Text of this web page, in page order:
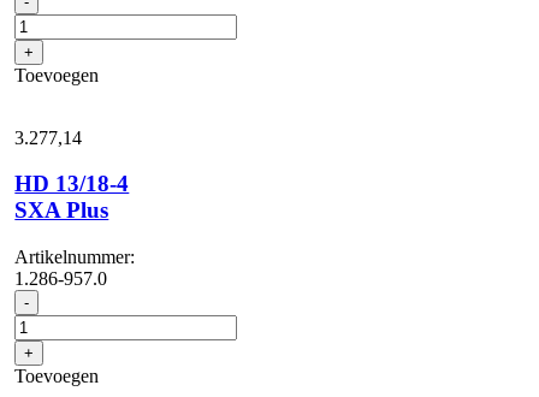
13/18-
4
S
Plus
+
Toevoegen
3.277,14
HD 13/18-4
SXA Plus
Artikelnummer:
1.286-957.0
- HD
13/18-
4
SXA
Plus
+
Toevoegen